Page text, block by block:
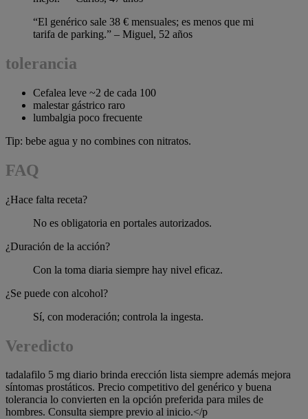
“El genérico sale 38 € mensuales; es menos que mi
tarifa de parking.” – Miguel, 52 años
tolerancia
Cefalea leve ~2 de cada 100
malestar gástrico raro
lumbalgia poco frecuente
Tip: bebe agua y no combines con nitratos.
FAQ
¿Hace falta receta?
No es obligatoria en portales autorizados.
¿Duración de la acción?
Con la toma diaria siempre hay nivel eficaz.
¿Se puede con alcohol?
Sí, con moderación; controla la ingesta.
Veredicto
tadalafilo 5 mg diario brinda erección lista siempre además mejora
síntomas prostáticos. Precio competitivo del genérico y buena
tolerancia lo convierten en la opción preferida para miles de
hombres. Consulta siempre previo al inicio.</p